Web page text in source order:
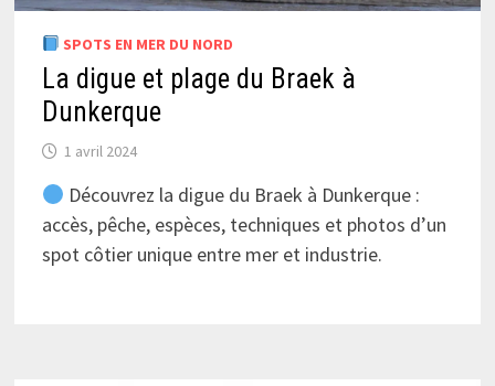
SPOTS EN MER DU NORD
La digue et plage du Braek à
Dunkerque
1 avril 2024
Découvrez la digue du Braek à Dunkerque :
accès, pêche, espèces, techniques et photos d’un
spot côtier unique entre mer et industrie.